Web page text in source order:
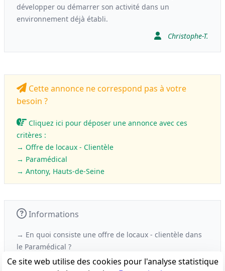
développer ou démarrer son activité dans un
environnement déjà établi.
Christophe-T.
Cette annonce ne correspond pas à votre
besoin ?
Cliquez ici pour déposer une annonce avec ces
critères :
→ Offre de locaux - Clientèle
→ Paramédical
→ Antony, Hauts-de-Seine
Informations
→ En quoi consiste une offre de locaux - clientèle dans
le Paramédical ?
Ce site web utilise des cookies pour l'analyse statistique